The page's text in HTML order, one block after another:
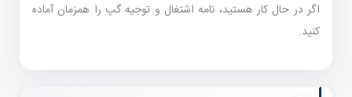
اگر در حال کار هستید، نامه اشتغال و توجیه گپ را همزمان آماده
کنید.